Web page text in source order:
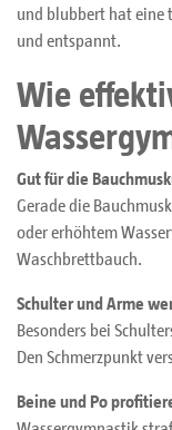
und blubbert hat eine
und entspannt.
Wie
Gut für die
Gerade die
oder erhöhtem
Waschbrettbauch.
Schulter und Arme
Besonders bei
Den Schmerzpunkt
Beine und Po